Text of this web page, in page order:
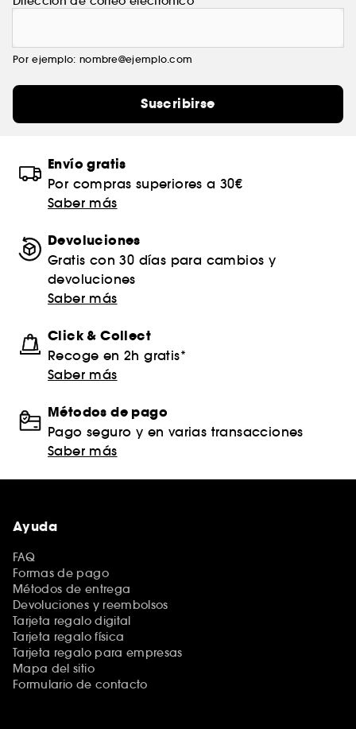
Por ejemplo: nombre@ejemplo.com
Suscribirse
Envío gratis
Por compras superiores a 30€
Saber más
Devoluciones
Gratis con 30 días para cambios y
devoluciones
Saber más
Click & Collect
Recoge en 2h gratis*
Saber más
Métodos de pago
Pago seguro y en varias transacciones
Saber más
Ayuda
FAQ
Formas de pago
Métodos de entrega
Devoluciones y reembolsos
Tarjeta regalo digital
Tarjeta regalo física
Tarjeta regalo para empresas
Mapa del sitio
Formulario de contacto